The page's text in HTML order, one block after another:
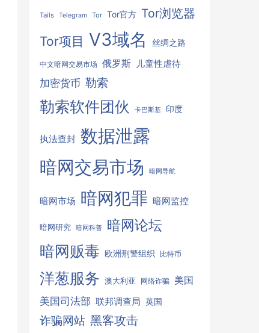
Tails Telegram Tor Tor官方 Tor浏览器
Tor项目 V3域名 丝绸之路
中文暗网交易市场 俄罗斯 儿童性虐待
加密货币 勒索
勒索软件团伙 卡巴斯基 印度
执法查封 数据泄露
暗网交易市场
暗网导航
暗网市场 暗网犯罪 暗网监控
暗网研究 暗网科普 暗网论坛
暗网贩毒 欧洲刑警组织 比特币
洋葱服务 澳大利亚 网络诈骗 美国
美国司法部 联邦调查局 英国
诈骗网站 黑客攻击